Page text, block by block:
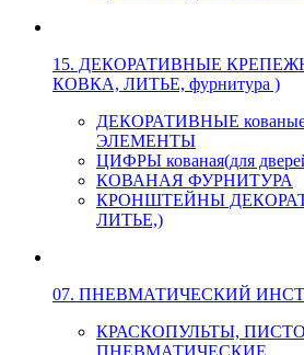
15. ДЕКОРАТИВНЫЕ
КОВКА, ЛИТЬЕ, фурнитура )
ДЕКОРАТИВНЫЕ
ЭЛЕМЕНТЫ
ЦИФРЫ кованая(для
КОВАНАЯ ФУРНИТУРА
КРОНШТЕЙНЫ
ЛИТЬЕ,)
07. ПНЕВМАТИЧЕСКИЙ
КРАСКОПУЛЬТЫ,
ПНЕВМАТИЧЕСКИЕ